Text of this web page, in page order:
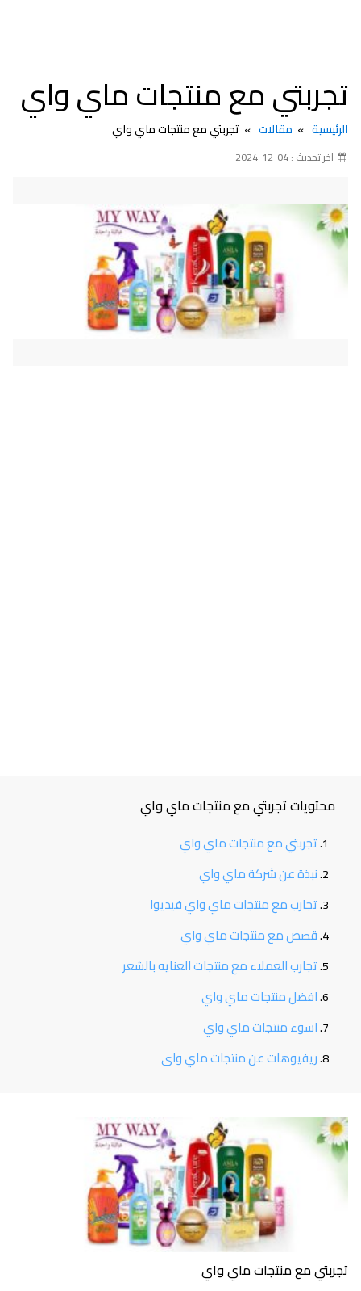
تجربتي مع منتجات ماي واي
الرئيسية مقالات تجربتي مع منتجات ماي واي
اخر تحديث : 04-12-2024
محتويات تجربتي مع منتجات ماي واي
تجربتي مع منتجات ماي واي
نبذة عن شركة ماي واي
تجارب مع منتجات ماي واي فيديوا
قصص مع منتجات ماي واي
تجارب العملاء مع منتجات العنايه بالشعر
افضل منتجات ماي واي
اسوء منتجات ماي واي
ريفيوهات عن منتجات ماي واى
تجربتي مع منتجات ماي واي